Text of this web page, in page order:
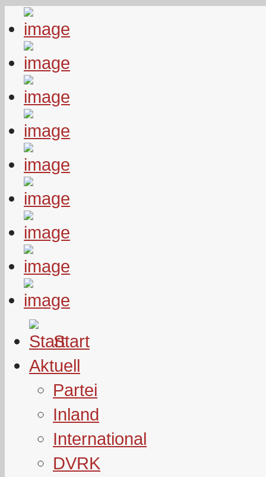
Start
Aktuell
Partei
Inland
International
DVRK